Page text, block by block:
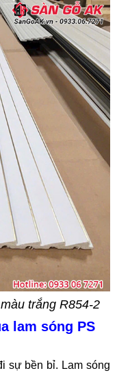
trắng R854-2
lam sóng PS
sự bền bỉ. Lam sóng